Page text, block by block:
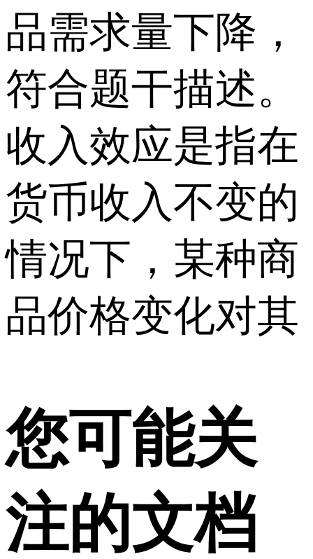
品需求量下降，
符合题干描述。
收入效应是指在
货币收入不变的
情况下，某种商
品价格变化对其
您可能关
注的文档